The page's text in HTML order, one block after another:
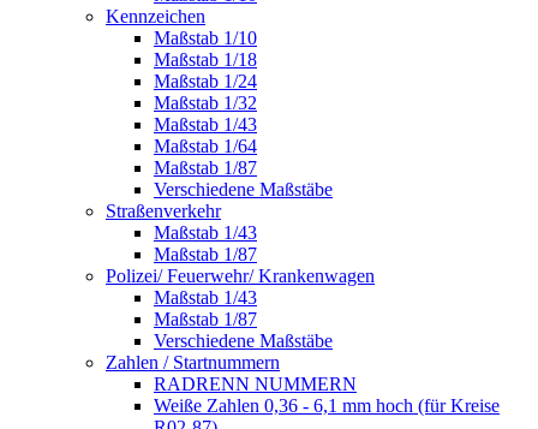
Kennzeichen
Maßstab 1/10
Maßstab 1/18
Maßstab 1/24
Maßstab 1/32
Maßstab 1/43
Maßstab 1/64
Maßstab 1/87
Verschiedene Maßstäbe
Straßenverkehr
Maßstab 1/43
Maßstab 1/87
Polizei/ Feuerwehr/ Krankenwagen
Maßstab 1/43
Maßstab 1/87
Verschiedene Maßstäbe
Zahlen / Startnummern
RADRENN NUMMERN
Weiße Zahlen 0,36 - 6,1 mm hoch (für Kreise